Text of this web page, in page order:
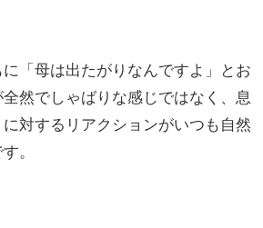
「母は出たがりなんですよ」とお
然でしゃばりな感じではなく、息
対するリアクションがいつも自然
。